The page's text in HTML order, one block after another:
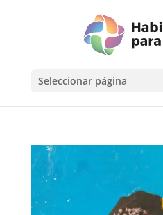
Seleccionar página